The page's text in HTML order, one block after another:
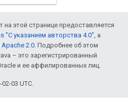
на этой странице предоставляется
"С указанием авторства 4.0", а
2.0. Подробнее об этом
– это зарегистрированный
и ее аффилированных лиц.
03 UTC.